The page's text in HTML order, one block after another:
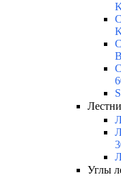
Углы